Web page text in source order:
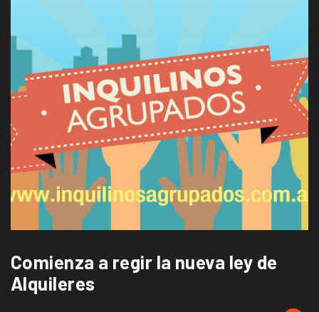
Comienza a regir la nueva ley de
Alquileres